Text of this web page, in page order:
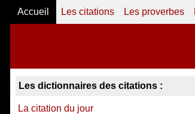
Accueil Les citations Les proverbes
Les dictionnaires des citations :
La citation du jour